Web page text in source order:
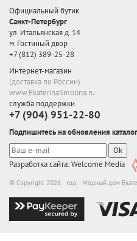
Официальный бутик
Санкт-Петербург
ул. Итальянская д. 14
м. Гостиный двор
+7 (812) 389-25-28
Интернет-магазин
(доставка по России)
www.EkaterinaSmolina.ru
служба поддержки
+7 (904) 951-22-80
Подпишитесь на обновления
Ok
Разработка сайта: Welcome Media
© Copyright 2026 год. Модный дом